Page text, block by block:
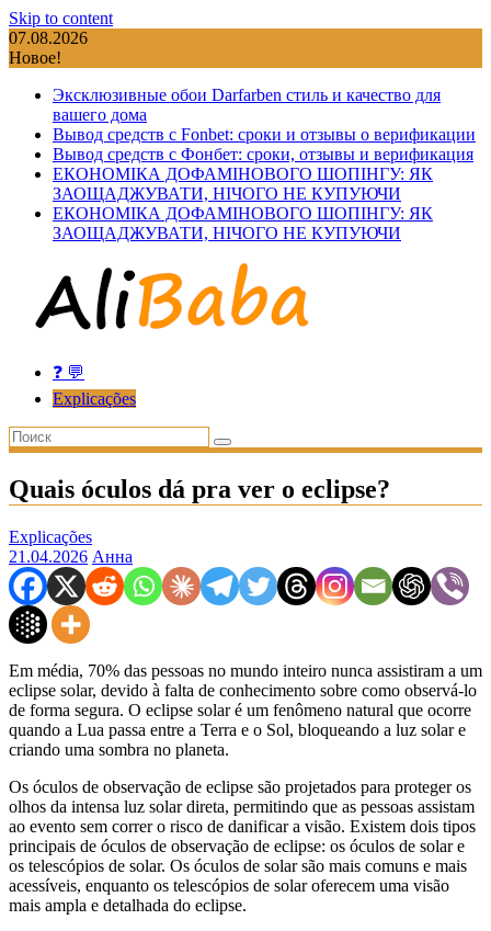
Skip to content
07.08.2026
Новое!
Эксклюзивные обои Darfarben стиль и качество для
вашего дома
Вывод средств с Fonbet: сроки и отзывы о верификации
Вывод средств с Фонбет: сроки, отзывы и верификация
ЕКОНОМІКА ДОФАМІНОВОГО ШОПІНГУ: ЯК
ЗАОЩАДЖУВАТИ, НІЧОГО НЕ КУПУЮЧИ
ЕКОНОМІКА ДОФАМІНОВОГО ШОПІНГУ: ЯК
ЗАОЩАДЖУВАТИ, НІЧОГО НЕ КУПУЮЧИ
❓ 💬
Explicações
Quais óculos dá pra ver o eclipse?
Explicações
21.04.2026 Анна
Em média, 70% das pessoas no mundo inteiro nunca assistiram a um
eclipse solar, devido à falta de conhecimento sobre como observá-lo
de forma segura. O eclipse solar é um fenômeno natural que ocorre
quando a Lua passa entre a Terra e o Sol, bloqueando a luz solar e
criando uma sombra no planeta.
Os óculos de observação de eclipse são projetados para proteger os
olhos da intensa luz solar direta, permitindo que as pessoas assistam
ao evento sem correr o risco de danificar a visão. Existem dois tipos
principais de óculos de observação de eclipse: os óculos de solar e
os telescópios de solar. Os óculos de solar são mais comuns e mais
acessíveis, enquanto os telescópios de solar oferecem uma visão
mais ampla e detalhada do eclipse.